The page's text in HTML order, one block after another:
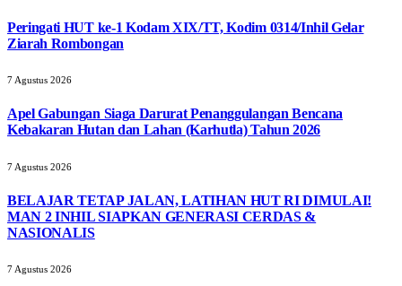
Peringati HUT ke-1 Kodam XIX/TT, Kodim 0314/Inhil Gelar
Ziarah Rombongan
7 Agustus 2026
Apel Gabungan Siaga Darurat Penanggulangan Bencana
Kebakaran Hutan dan Lahan (Karhutla) Tahun 2026
7 Agustus 2026
BELAJAR TETAP JALAN, LATIHAN HUT RI DIMULAI!
MAN 2 INHIL SIAPKAN GENERASI CERDAS &
NASIONALIS
7 Agustus 2026